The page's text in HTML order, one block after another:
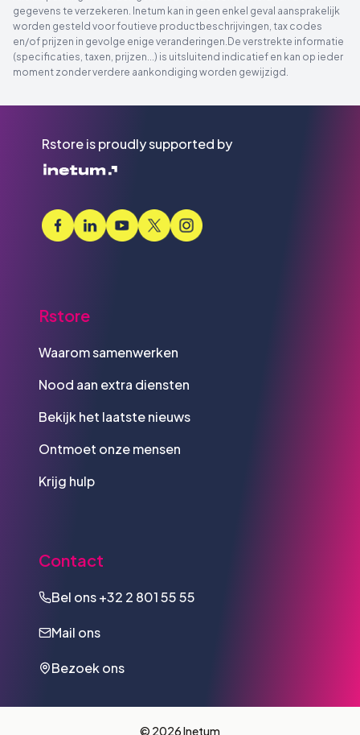
gegevens te verzekeren. Inetum kan in geen enkel geval aansprakelijk
worden gesteld voor foutieve productbeschrijvingen, tax codes
en/of prijzen in gevolge enige veranderingen.De verstrekte informatie
(specificaties, taxen, prijzen...) is uitsluitend indicatief en kan op ieder
moment zonder verdere aankondiging worden gewijzigd.
Rstore is proudly supported by
Rstore
Waarom samenwerken
Nood aan extra diensten
Bekijk het laatste nieuws
Ontmoet onze mensen
Krijg hulp
Contact
Bel ons+32 2 801 55 55
Mail ons
Bezoek ons
© 2026 Inetum